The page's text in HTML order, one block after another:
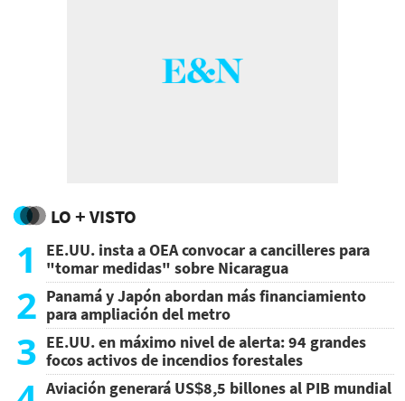
LO + VISTO
1
EE.UU. insta a OEA convocar a cancilleres para
"tomar medidas" sobre Nicaragua
2 Panamá y Japón abordan más financiamiento
para ampliación del metro
3 EE.UU. en máximo nivel de alerta: 94 grandes
focos activos de incendios forestales
Aviación generará US$8,5 billones al PIB mundial